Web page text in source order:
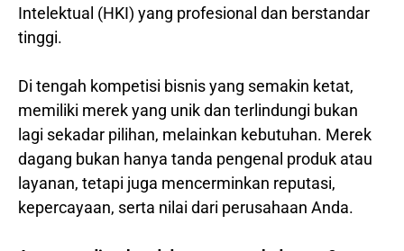
Intelektual (HKI) yang profesional dan berstandar
tinggi.
Di tengah kompetisi bisnis yang semakin ketat,
memiliki merek yang unik dan terlindungi bukan
lagi sekadar pilihan, melainkan kebutuhan. Merek
dagang bukan hanya tanda pengenal produk atau
layanan, tetapi juga mencerminkan reputasi,
kepercayaan, serta nilai dari perusahaan Anda.